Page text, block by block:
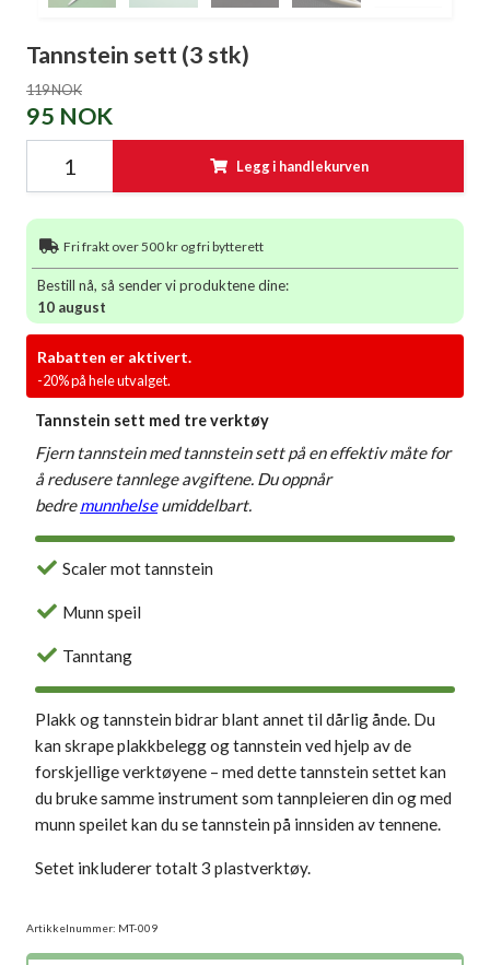
Tannstein sett (3 stk)
119 NOK
95 NOK
Legg i handlekurven
Fri frakt over 500 kr og fri bytterett
Bestill nå, så sender vi produktene dine:
10 august
Rabatten er aktivert.
-20% på hele utvalget.
Tannstein sett med tre verktøy
Fjern tannstein med tannstein sett på en effektiv måte for
å redusere tannlege avgiftene. Du oppnår
bedremunnhelseumiddelbart.
Scaler mot tannstein
Munn speil
Tanntang
Plakk og tannstein bidrar blant annet til dårlig ånde. Du
kan skrape plakkbelegg og tannstein ved hjelp av de
forskjellige verktøyene – med dette tannstein settet kan
du bruke samme instrument som tannpleieren din og med
munn speilet kan du se tannstein på innsiden av tennene.
Setet inkluderer totalt 3 plastverktøy.
Artikkelnummer: MT-009